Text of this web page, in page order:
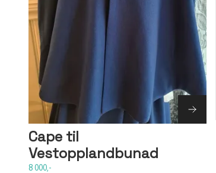
Cape til
Vestopplandbunad
8 000,-